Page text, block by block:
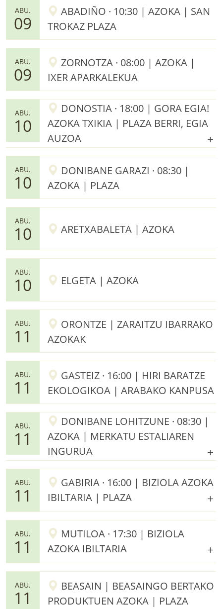
ABU.
09
ABADIÑO · 10:30 | AZOKA | SAN
TROKAZ PLAZA
ABU.
09
ZORNOTZA · 08:00 | AZOKA |
IXER APARKALEKUA
ABU.
10
DONOSTIA · 18:00 | GORA EGIA!
AZOKA TXIKIA | PLAZA BERRI, EGIA
AUZOA
ABU.
10
DONIBANE GARAZI · 08:30 |
AZOKA | PLAZA
ABU.
10 ARETXABALETA | AZOKA
ABU.
10 ELGETA | AZOKA
ABU.
11
ORONTZE | ZARAITZU IBARRAKO
AZOKAK
ABU.
11
GASTEIZ · 16:00 | HIRI BARATZE
EKOLOGIKOA | ARABAKO KANPUSA
ABU.
11
DONIBANE LOHITZUNE · 08:30 |
AZOKA | MERKATU ESTALIAREN
INGURUA
ABU.
11
GABIRIA · 16:00 | BIZIOLA AZOKA
IBILTARIA | PLAZA
ABU.
11
MUTILOA · 17:30 | BIZIOLA
AZOKA IBILTARIA
ABU.
11
BEASAIN | BEASAINGO BERTAKO
PRODUKTUEN AZOKA | PLAZA